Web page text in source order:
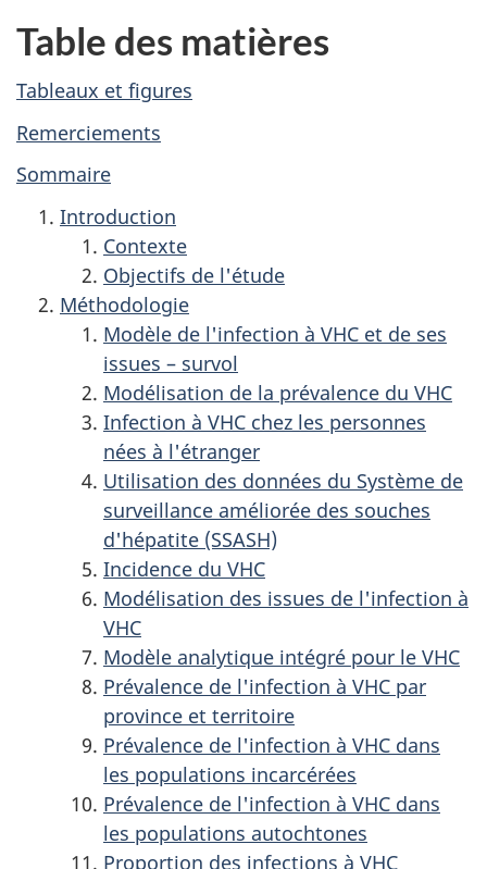
Table des matières
Tableaux et figures
Remerciements
Sommaire
Introduction
Contexte
Objectifs de l'étude
Méthodologie
Modèle de l'infection à VHC et de ses
issues – survol
Modélisation de la prévalence du VHC
Infection à VHC chez les personnes
nées à l'étranger
Utilisation des données du Système de
surveillance améliorée des souches
d'hépatite (SSASH)
Incidence du VHC
Modélisation des issues de l'infection à
VHC
Modèle analytique intégré pour le VHC
Prévalence de l'infection à VHC par
province et territoire
Prévalence de l'infection à VHC dans
les populations incarcérées
Prévalence de l'infection à VHC dans
les populations autochtones
Proportion des infections à VHC